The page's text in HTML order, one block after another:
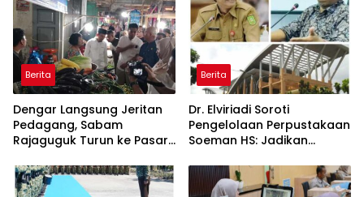
Berita
Dengar Langsung Jeritan
Pedagang, Sabam
Rajaguguk Turun ke Pasar
Berita
Dr. Elviriadi Soroti
Pengelolaan Perpustakaan
Soeman HS: Jadikan
Kawah Candradimuka
Intelektual